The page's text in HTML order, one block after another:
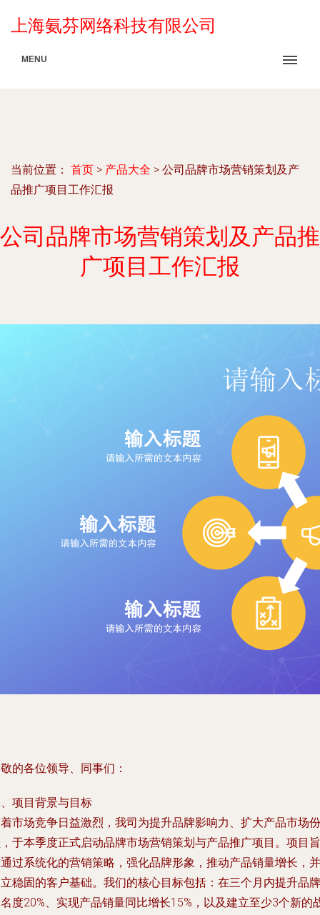
上海氨芬网络科技有限公司
MENU
当前位置： 首页 > 产品大全 > 公司品牌市场营销策划及产
品推广项目工作汇报
公司品牌市场营销策划及产品推
广项目工作汇报
的各位领导、同事们：
项目背景与目标
市场竞争日益激烈，我司为提升品牌影响力、扩大产品市场份
于本季度正式启动品牌市场营销策划与产品推广项目。项目旨
过系统化的营销策略，强化品牌形象，推动产品销量增长，并
稳固的客户基础。我们的核心目标包括：在三个月内提升品牌
度20%、实现产品销量同比增长15%，以及建立至少3个新的